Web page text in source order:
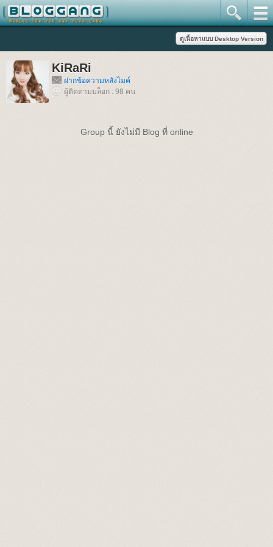
KiRaRi
ฝากข้อความหลังไมค์
ผู้ติดตามบล็อก : 98 คน
Group นี้ ยังไม่มี Blog ที่ online